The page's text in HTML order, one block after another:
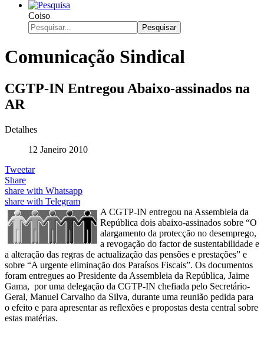
Coiso
Pesquisar
Comunicação Sindical
CGTP-IN Entregou Abaixo-assinados na
AR
Detalhes
12 Janeiro 2010
Tweetar
Share
share with Whatsapp
share with Telegram
A CGTP-IN entregou na Assembleia da
República dois abaixo-assinados sobre “O
alargamento da protecção no desemprego,
a revogação do factor de sustentabilidade e
a alteração das regras de actualização das pensões e prestações” e
sobre “A urgente eliminação dos Paraísos Fiscais”. Os documentos
foram entregues ao Presidente da Assembleia da República, Jaime
Gama, por uma delegação da CGTP-IN chefiada pelo Secretário-
Geral, Manuel Carvalho da Silva, durante uma reunião pedida para
o efeito e para apresentar as reflexões e propostas desta central sobre
estas matérias.